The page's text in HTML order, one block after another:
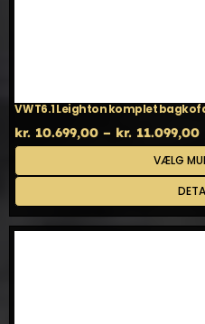
VW T6.1 Leighton komplet
kr. 10.699,00 – kr. 11.099,00
VÆLG
Dette
vare
flere
varianter.